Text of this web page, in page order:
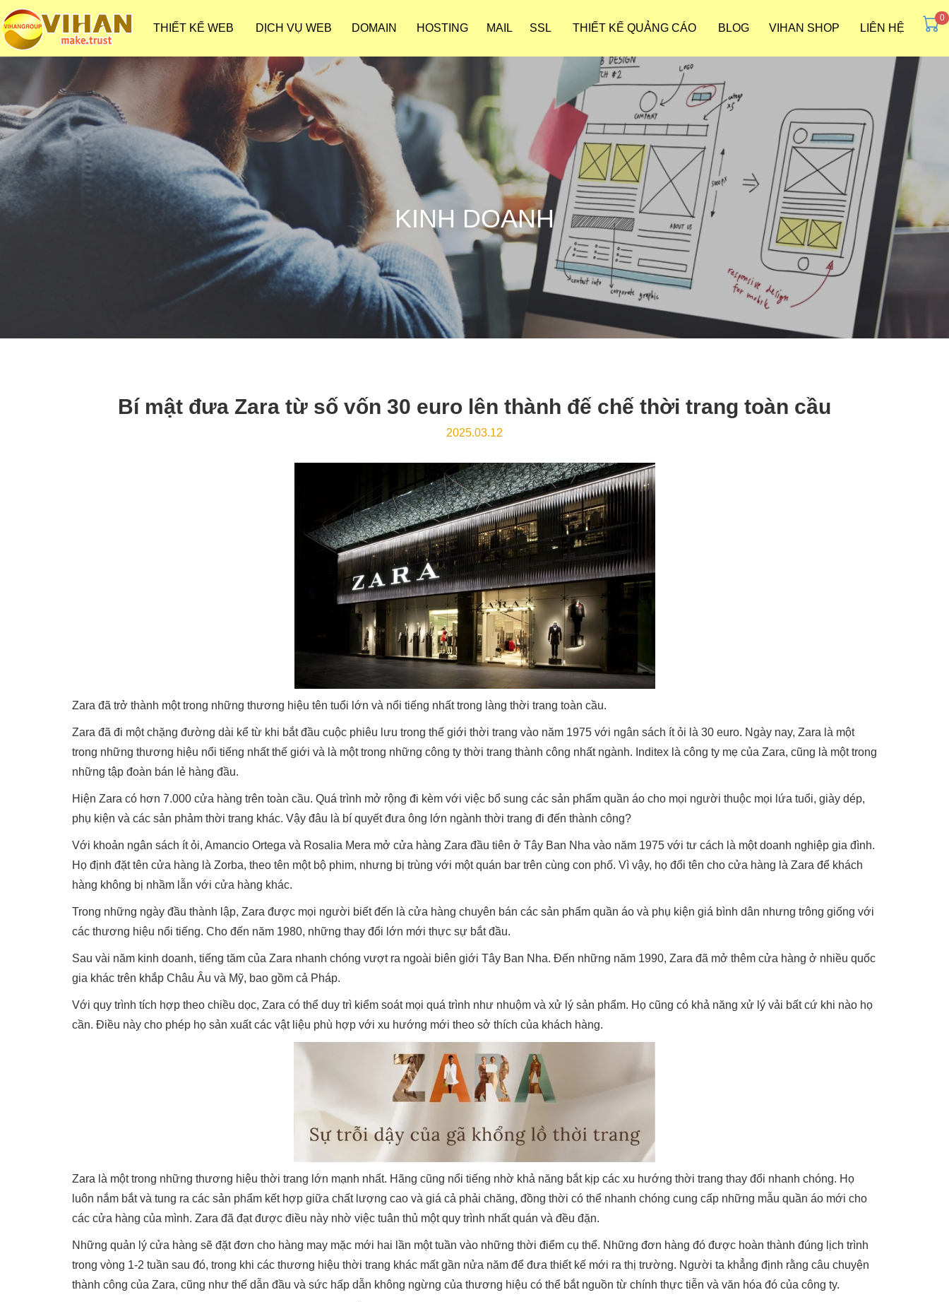
THIẾT KẾ WEB DỊCH VỤ WEB DOMAIN HOSTING MAIL SSL THIẾT KẾ QUẢNG CÁO BLOG VIHAN SHOP LIÊN HỆ
KINH DOANH
Bí mật đưa Zara từ số vốn 30 euro lên thành đế chế thời trang toàn cầu
2025.03.12
Zara đã trở thành một trong những thương hiệu tên tuổi lớn và nổi tiếng nhất trong làng thời trang toàn cầu.
Zara đã đi một chặng đường dài kể từ khi bắt đầu cuộc phiêu lưu trong thế giới thời trang vào năm 1975 với ngân sách ít ỏi là 30 euro. Ngày nay, Zara là một
trong những thương hiệu nổi tiếng nhất thế giới và là một trong những công ty thời trang thành công nhất ngành. Inditex là công ty mẹ của Zara, cũng là một trong
những tập đoàn bán lẻ hàng đầu.
Hiện Zara có hơn 7.000 cửa hàng trên toàn cầu. Quá trình mở rộng đi kèm với việc bổ sung các sản phẩm quần áo cho mọi người thuộc mọi lứa tuổi, giày dép,
phụ kiện và các sản phảm thời trang khác. Vậy đâu là bí quyết đưa ông lớn ngành thời trang đi đến thành công?
Với khoản ngân sách ít ỏi, Amancio Ortega và Rosalia Mera mở cửa hàng Zara đầu tiên ở Tây Ban Nha vào năm 1975 với tư cách là một doanh nghiệp gia đình.
Họ định đặt tên cửa hàng là Zorba, theo tên một bộ phim, nhưng bị trùng với một quán bar trên cùng con phố. Vì vậy, họ đổi tên cho cửa hàng là Zara để khách
hàng không bị nhầm lẫn với cửa hàng khác.
Trong những ngày đầu thành lập, Zara được mọi người biết đến là cửa hàng chuyên bán các sản phẩm quần áo và phụ kiện giá bình dân nhưng trông giống với
các thương hiệu nổi tiếng. Cho đến năm 1980, những thay đổi lớn mới thực sự bắt đầu.
Sau vài năm kinh doanh, tiếng tăm của Zara nhanh chóng vượt ra ngoài biên giới Tây Ban Nha. Đến những năm 1990, Zara đã mở thêm cửa hàng ở nhiều quốc
gia khác trên khắp Châu Âu và Mỹ, bao gồm cả Pháp.
Với quy trình tích hợp theo chiều dọc, Zara có thể duy trì kiểm soát mọi quá trình như nhuộm và xử lý sản phẩm. Họ cũng có khả năng xử lý vải bất cứ khi nào họ
cần. Điều này cho phép họ sản xuất các vật liệu phù hợp với xu hướng mới theo sở thích của khách hàng.
Zara là một trong những thương hiệu thời trang lớn mạnh nhất. Hãng cũng nổi tiếng nhờ khả năng bắt kịp các xu hướng thời trang thay đổi nhanh chóng. Họ
luôn nắm bắt và tung ra các sản phẩm kết hợp giữa chất lượng cao và giá cả phải chăng, đồng thời có thể nhanh chóng cung cấp những mẫu quần áo mới cho
các cửa hàng của mình. Zara đã đạt được điều này nhờ việc tuân thủ một quy trình nhất quán và đều đặn.
Những quản lý cửa hàng sẽ đặt đơn cho hàng may mặc mới hai lần một tuần vào những thời điểm cụ thể. Những đơn hàng đó được hoàn thành đúng lịch trình
trong vòng 1-2 tuần sau đó, trong khi các thương hiệu thời trang khác mất gần nửa năm để đưa thiết kế mới ra thị trường. Người ta khẳng định rằng câu chuyện
thành công của Zara, cũng như thế dẫn đầu và sức hấp dẫn không ngừng của thương hiệu có thể bắt nguồn từ chính thực tiễn và văn hóa đó của công ty.